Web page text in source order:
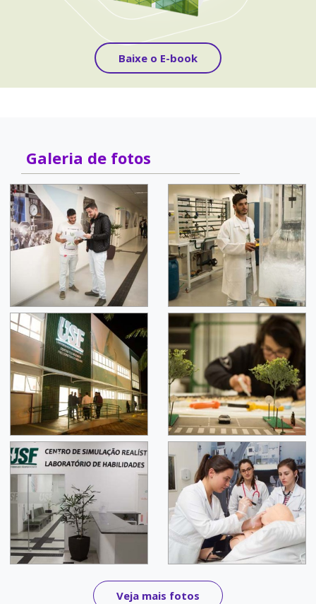
Baixe o E-book
Galeria de fotos
Veja mais fotos